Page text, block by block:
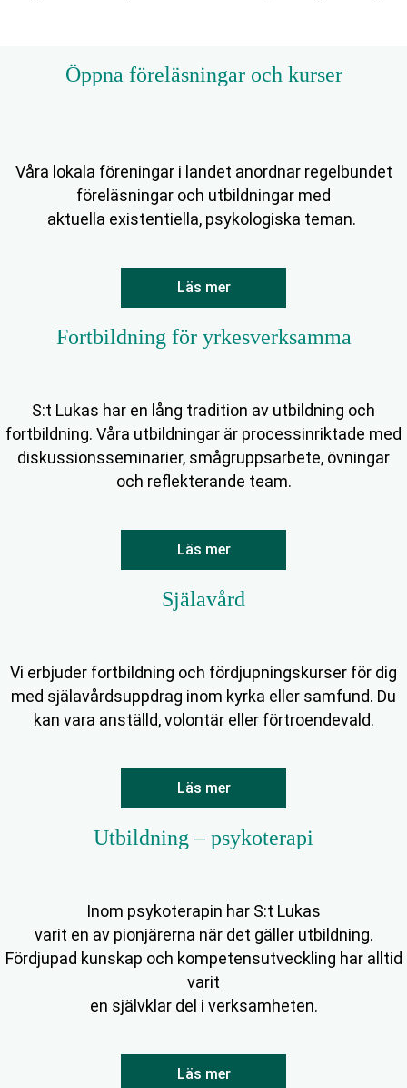
Öppna föreläsningar och kurser
Våra lokala föreningar i landet anordnar regelbundet
föreläsningar och utbildningar med
aktuella existentiella, psykologiska teman.
Läs mer
Fortbildning för yrkesverksamma
S:t Lukas har en lång tradition av utbildning och
fortbildning. Våra utbildningar är processinriktade med
diskussionsseminarier, smågruppsarbete, övningar
och reflekterande team.
Läs mer
Själavård
Vi erbjuder fortbildning och fördjupningskurser för dig
med själavårdsuppdrag inom kyrka eller samfund. Du
kan vara anställd, volontär eller förtroendevald.
Läs mer
Utbildning – psykoterapi
Inom psykoterapin har S:t Lukas
varit en av pionjärerna när det gäller utbildning.
Fördjupad kunskap och kompetensutveckling har alltid
varit
en självklar del i verksamheten.
Läs mer